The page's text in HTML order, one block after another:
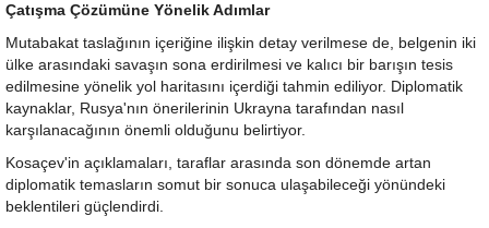
Çatışma Çözümüne Yönelik Adımlar
Mutabakat taslağının içeriğine ilişkin detay verilmese de, belgenin iki
ülke arasındaki savaşın sona erdirilmesi ve kalıcı bir barışın tesis
edilmesine yönelik yol haritasını içerdiği tahmin ediliyor. Diplomatik
kaynaklar, Rusya'nın önerilerinin Ukrayna tarafından nasıl
karşılanacağının önemli olduğunu belirtiyor.
Kosaçev'in açıklamaları, taraflar arasında son dönemde artan
diplomatik temasların somut bir sonuca ulaşabileceği yönündeki
beklentileri güçlendirdi.